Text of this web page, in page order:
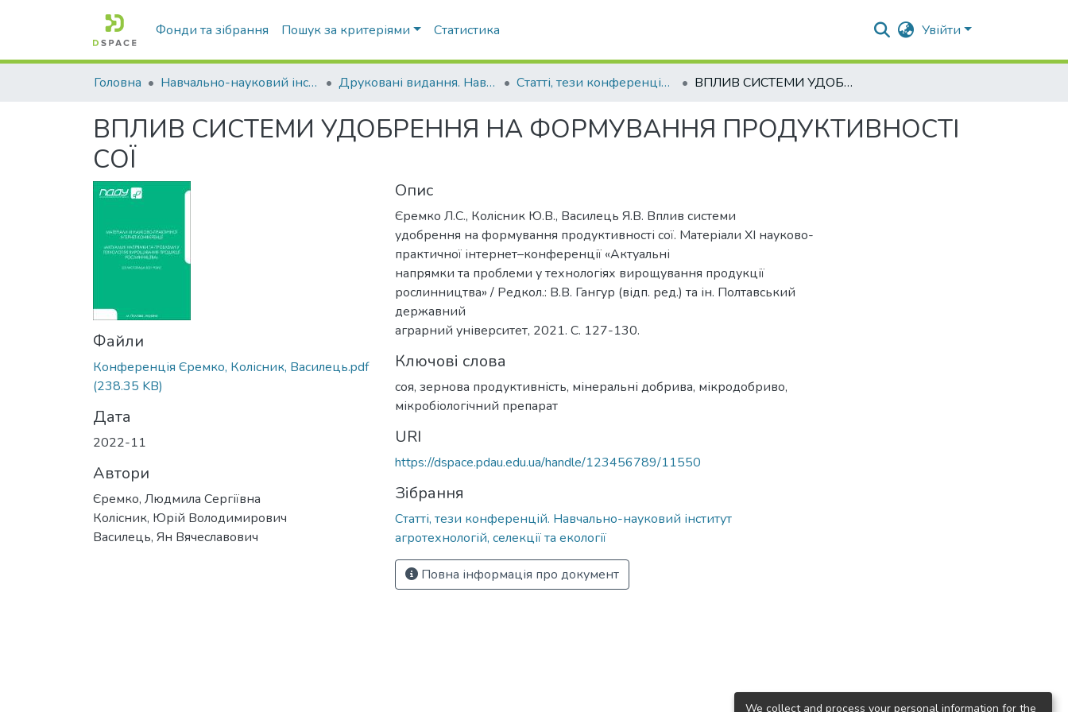
Фонди та зібрання Пошук за критеріями Статистика Увійти
Головна Навчально-науковий інститут агротехнологій, селекції та екології Друковані видання. Навчально-науковий інститут агротехнологій, селекції та екології Статті, тези конференцій. Навчально-науковий інститут агротехнологій, селекції та екології ВПЛИВ СИСТЕМИ УДОБРЕННЯ НА ФОРМУВАННЯ ПРОДУКТИВНОСТІ СОЇ
ВПЛИВ СИСТЕМИ УДОБРЕННЯ НА ФОРМУВАННЯ ПРОДУКТИВНОСТІ
СОЇ
Файли
Конференція Єремко, Колісник, Василець.pdf
(238.35 KB)
Дата
2022-11
Автори
Єремко, Людмила Сергіївна
Колісник, Юрій Володимирович
Василець, Ян Вячеславович
Опис
Єремко Л.С., Колісник Ю.В., Василець Я.В. Вплив системи
удобрення на формування продуктивності сої. Матеріали ХІ науково-
практичної інтернет–конференції «Актуальні
напрямки та проблеми у технологіях вирощування продукції
рослинництва» / Редкол.: В.В. Гангур (відп. ред.) та ін. Полтавський
державний
аграрний університет, 2021. С. 127-130.
Ключові слова
соя, зернова продуктивність, мінеральні добрива, мікродобриво,
мікробіологічний препарат
URI
https://dspace.pdau.edu.ua/handle/123456789/11550
Зібрання
Статті, тези конференцій. Навчально-науковий інститут
агротехнологій, селекції та екології
Повна інформація про документ
We collect and process your personal information for the